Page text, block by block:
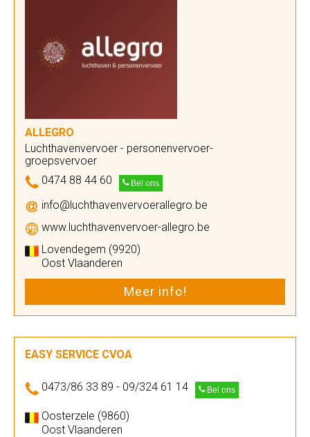
ALLEGRO
Luchthavenvervoer - personenvervoer-
groepsvervoer
0474 88 44 60
Bel ons
info@luchthavenvervoerallegro.be
www.luchthavenvervoer-allegro.be
Lovendegem (9920)
Oost Vlaanderen
Meer info!
EASY SERVICE CVOA
0473/86 33 89 - 09/324 61 14 Bel ons
Oosterzele (9860)
Oost Vlaanderen